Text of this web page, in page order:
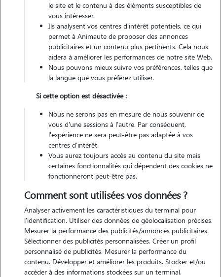
Contacter
L'envoi d'une demande est sans engagement
Motivation
bonjour, actuellement étudiante, pouvoir garder vos animaux me
permettrait de m'aider à financer mes études tout en chouchoutant
vos loulous ! c'est, pour moi, une opportunité d'alimenter mon
amour pour les animaux :)
le site et le contenu à des éléments susceptibles de
vous intéresser.
Ils analysent vos centres d'intérêt potentiels, ce qui
permet à Animaute de proposer des annonces
publicitaires et un contenu plus pertinents. Cela nous
aidera à améliorer les performances de notre site Web.
Nous pouvons mieux suivre vos préférences, telles que
la langue que vous préférez utiliser.
Si cette option est désactivée :
Nous ne serons pas en mesure de nous souvenir de
vous d'une sessions à l'autre. Par conséquent,
l'expérience ne sera peut-être pas adaptée à vos
centres d'intérêt.
Vous aurez toujours accès au contenu du site mais
certaines fonctionnalités qui dépendent des cookies ne
fonctionneront peut-être pas.
Comment sont utilisées vos données ?
Analyser activement les caractéristiques du terminal pour
l'identification. Utiliser des données de géolocalisation précises.
Mesurer la performance des publicités/annonces publicitaires.
Sélectionner des publicités personnalisées. Créer un profil
personnalisé de publicités. Mesurer la performance du
contenu. Développer et améliorer les produits. Stocker et/ou
accéder à des informations stockées sur un terminal.